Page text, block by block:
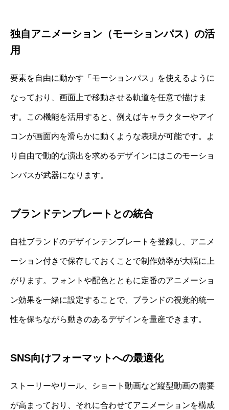
独自アニメーション（モーションパス）の活
用
要素を自由に動かす「モーションパス」を使えるように
なっており、画面上で移動させる軌道を任意で描けま
す。この機能を活用すると、例えばキャラクターやアイ
コンが画面内を滑らかに動くような表現が可能です。よ
り自由で動的な演出を求めるデザインにはこのモーショ
ンパスが武器になります。
ブランドテンプレートとの統合
自社ブランドのデザインテンプレートを登録し、アニメ
ーション付きで保存しておくことで制作効率が大幅に上
がります。フォントや配色とともに定番のアニメーショ
ン効果を一緒に設定することで、ブランドの視覚的統一
性を保ちながら動きのあるデザインを量産できます。
SNS向けフォーマットへの最適化
ストーリーやリール、ショート動画など縦型動画の需要
が高まっており、それに合わせてアニメーションを構成